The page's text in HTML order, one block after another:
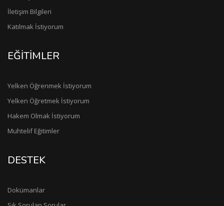
İletişim Bilgileri
Katılmak İstiyorum
EĞİTİMLER
Yelken Öğrenmek İstiyorum
Yelken Öğretmek İstiyorum
Hakem Olmak İstiyorum
Muhtelif Eğitimler
DESTEK
Dokümanlar